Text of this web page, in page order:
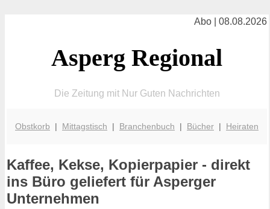
Abo | 08.08.2026
Asperg Regional
Die Zeitung mit Nur Guten Nachrichten
Obstkorb | Mittagstisch | Branchenbuch | Bücher | Heiraten
Kaffee, Kekse, Kopierpapier - direkt
ins Büro geliefert für Asperger
Unternehmen